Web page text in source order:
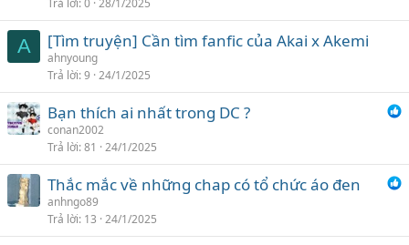
Trả lời 0 28/1/2025
A [Tìm truyện] Cần tìm fanfic của Akai x Akemi
ahnyoung
Trả lời 9 24/1/2025
Bạn thích ai nhất trong DC ?
conan2002
Trả lời 81 24/1/2025
Thắc mắc về những chap có tổ chức áo đen
anhngo89
Trả lời 13 24/1/2025